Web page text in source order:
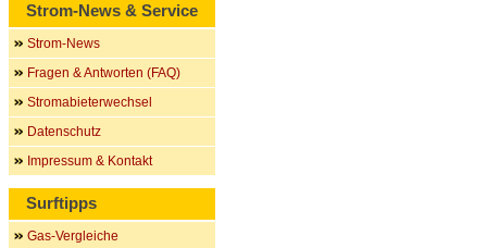
Strom-News & Service
Strom-News
Fragen & Antworten (FAQ)
Stromabieterwechsel
Datenschutz
Impressum & Kontakt
Surftipps
Gas-Vergleiche